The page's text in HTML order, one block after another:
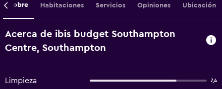
Sobre Habitaciones Servicios Opiniones Ubicación
Acerca de ibis budget Southampton
Centre, Southampton
Limpieza 7,4